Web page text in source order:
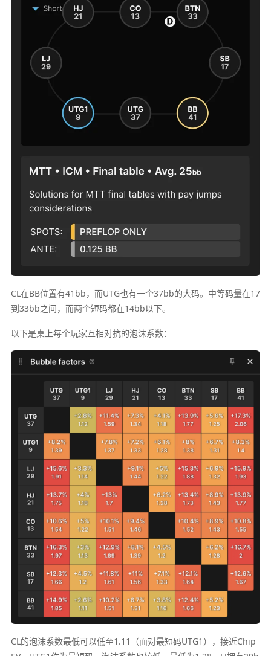
CL在BB位置有41bb，而UTG也有一个37bb的大码。中等码量在17
到33bb之间，而两个短码都在14bb以下。
以下是桌上每个玩家互相对抗的泡沫系数：
CL的泡沫系数最低可以低至1.11（面对最短码UTG1），接近Chip